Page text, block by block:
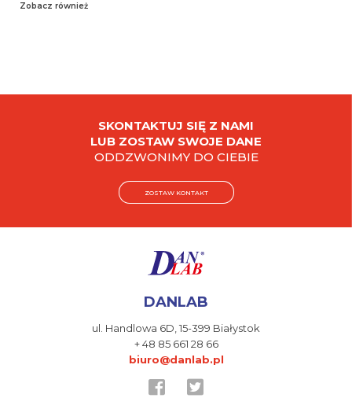
Zobacz również
SKONTAKTUJ SIĘ Z NAMI
LUB ZOSTAW SWOJE DANE
ODDZWONIMY DO CIEBIE
ZOSTAW KONTAKT
DANLAB
ul. Handlowa 6D,15-399 Białystok
+ 48 85 661 28 66
biuro@danlab.pl